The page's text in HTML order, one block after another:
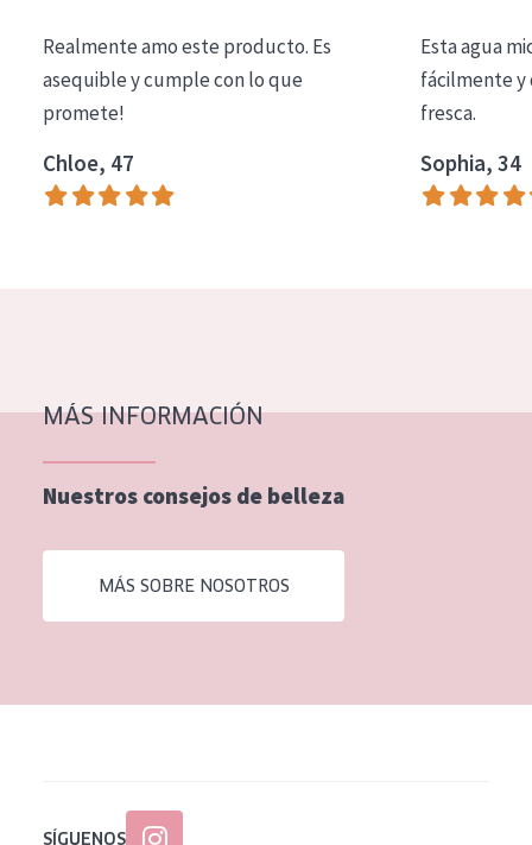
Essentials
Lift+
Expert
Piel madura
Piel menopáusica
EDAD
Realmente amo este producto. Es
asequible y cumple con lo que
promete!
Chloe, 47
Esta agua
fácilmente y
fresca.
Sophia, 34
MÁS INFORMACIÓN
Nuestros consejos de belleza
MÁS SOBRE NOSOTROS
SÍGUENOS